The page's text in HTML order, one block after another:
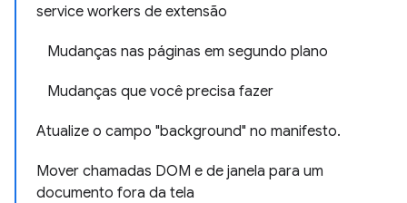
service workers de extensão
Mudanças nas páginas em segundo plano
Mudanças que você precisa fazer
Atualize o campo "background" no manifesto.
Mover chamadas DOM e de janela para um
documento fora da tela